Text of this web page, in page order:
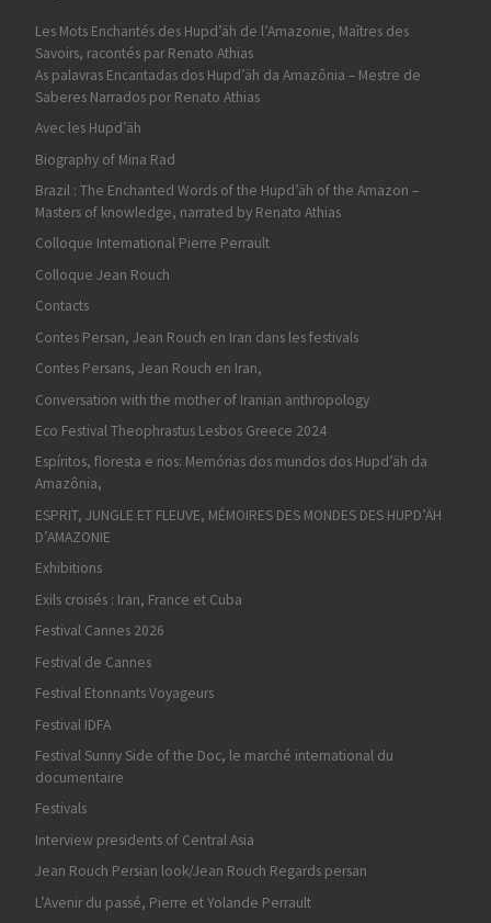
Les Mots Enchantés des Hupd’äh de l’Amazonie, Maîtres des
Savoirs, racontés par Renato Athias
As palavras Encantadas dos Hupd’äh da Amazônia – Mestre de
Saberes Narrados por Renato Athias
Avec les Hupd’äh
Biography of Mina Rad
Brazil : The Enchanted Words of the Hupd’äh of the Amazon –
Masters of knowledge, narrated by Renato Athias
Colloque International Pierre Perrault
Colloque Jean Rouch
Contacts
Contes Persan, Jean Rouch en Iran dans les festivals
Contes Persans, Jean Rouch en Iran,
Conversation with the mother of Iranian anthropology
Eco Festival Theophrastus Lesbos Greece 2024
Espíritos, floresta e rios: Memórias dos mundos dos Hupd’äh da
Amazônia,
ESPRIT, JUNGLE ET FLEUVE, MÉMOIRES DES MONDES DES HUPD’ÄH
D’AMAZONIE
Exhibitions
Exils croisés : Iran, France et Cuba
Festival Cannes 2026
Festival de Cannes
Festival Etonnants Voyageurs
Festival IDFA
Festival Sunny Side of the Doc, le marché international du
documentaire
Festivals
Interview presidents of Central Asia
Jean Rouch Persian look/Jean Rouch Regards persan
L’Avenir du passé, Pierre et Yolande Perrault